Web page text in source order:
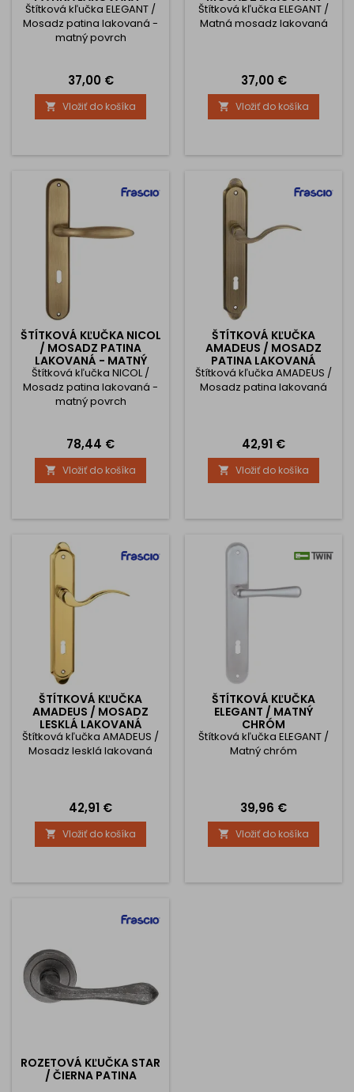
MATNÝ POVRCH
Štítková kľučka ELEGANT /
Mosadz patina lakovaná -
matný povrch
Cena
37,00 €
 Vložiť do košíka
Štítková kľučka ELEGANT /
Matná mosadz lakovaná
Cena
37,00 €
 Vložiť do košíka
ŠTÍTKOVÁ KĽUČKA NICOL
/ MOSADZ PATINA
LAKOVANÁ - MATNÝ
POVRCH
Štítková kľučka NICOL /
Mosadz patina lakovaná -
matný povrch
Cena
78,44 €
 Vložiť do košíka
ŠTÍTKOVÁ KĽUČKA
AMADEUS / MOSADZ
PATINA LAKOVANÁ
Štítková kľučka AMADEUS /
Mosadz patina lakovaná
Cena
42,91 €
 Vložiť do košíka
ŠTÍTKOVÁ KĽUČKA
AMADEUS / MOSADZ
LESKLÁ LAKOVANÁ
Štítková kľučka AMADEUS /
Mosadz lesklá lakovaná
Cena
42,91 €
 Vložiť do košíka
ŠTÍTKOVÁ KĽUČKA
ELEGANT / MATNÝ
CHRÓM
Štítková kľučka ELEGANT /
Matný chróm
Cena
39,96 €
 Vložiť do košíka
ROZETOVÁ KĽUČKA STAR
/ ČIERNA PATINA